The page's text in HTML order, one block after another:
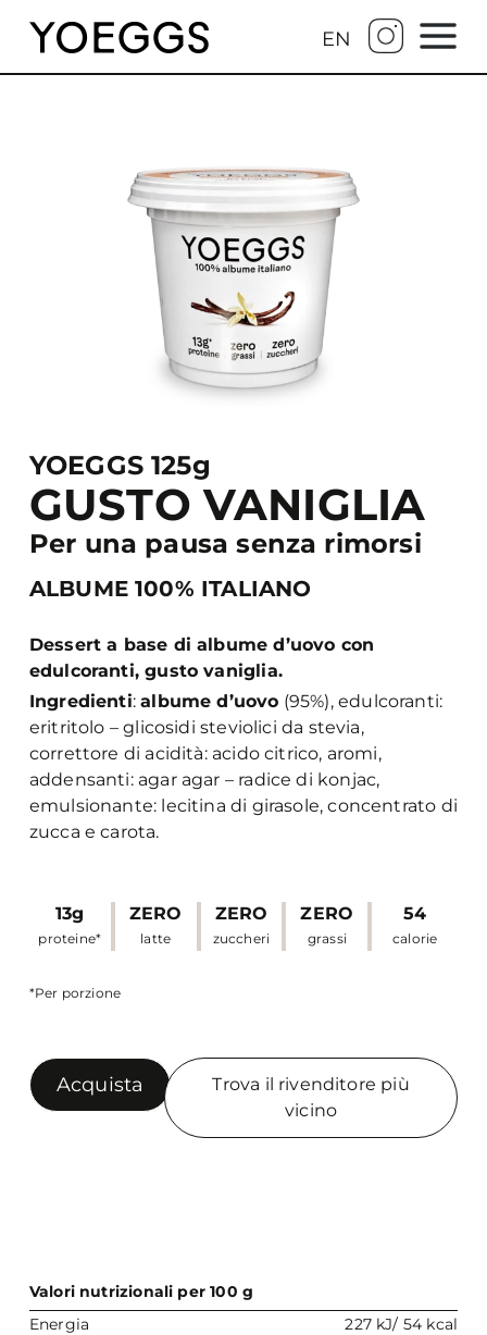
EN
YOEGGS 125g
GUSTO VANIGLIA
Per una pausa senza rimorsi
ALBUME 100% ITALIANO
Dessert a base di albume d’uovo con
edulcoranti, gusto vaniglia.
Ingredienti:albume d’uovo (95%), edulcoranti:
eritritolo – glicosidi steviolici da stevia,
correttore di acidità: acido citrico, aromi,
addensanti: agar agar – radice di konjac,
emulsionante: lecitina di girasole, concentrato di
zucca e carota.
13g
proteine*
ZERO
latte
ZERO
zuccheri
ZERO
grassi
54
calorie
*Per porzione
Acquista
Trova il rivenditore più
vicino
Valori nutrizionali per 100 g
Energia
227 kJ/ 54 kcal